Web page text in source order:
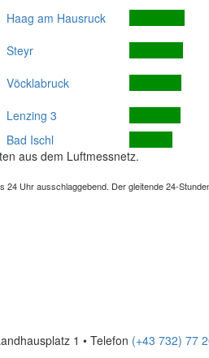
Haag am Hausruck
Steyr
Vöcklabruck
Lenzing 3
Bad Ischl
aus dem Luftmessnetz.
Uhr ausschlaggebend. Der gleitende 24-
1 • Telefon (+43 732) 77